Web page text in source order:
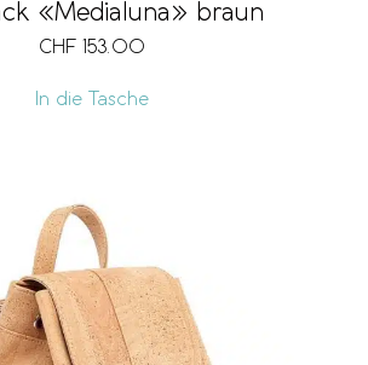
«Medialuna» braun
CHF 153.00
In die Tasche